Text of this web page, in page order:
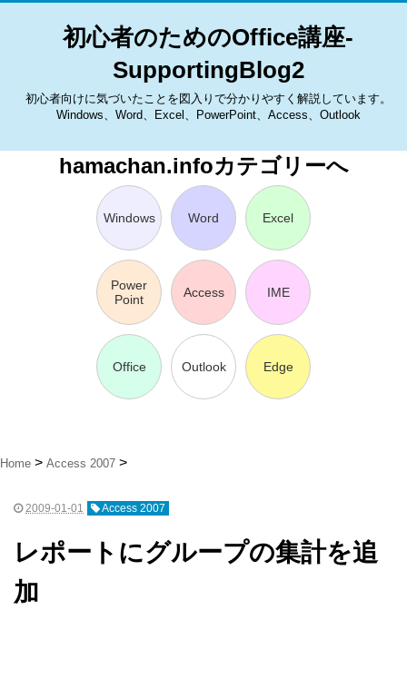
初心者のためのOffice講座-
SupportingBlog2
初心者向けに気づいたことを図入りで分かりやすく解説しています。
Windows、Word、Excel、PowerPoint、Access、Outlook
hamachan.infoカテゴリーへ
Windows Word Excel
Power
Point
Access IME
Office Outlook Edge
Home Access 2007
2009-01-01 Access 2007
レポートにグループの集計を追
加